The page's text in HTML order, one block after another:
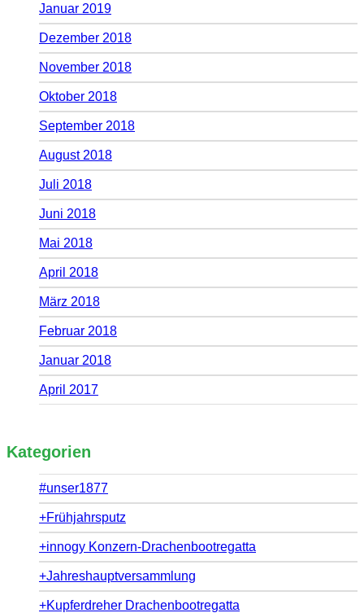
Januar 2019
Dezember 2018
November 2018
Oktober 2018
September 2018
August 2018
Juli 2018
Juni 2018
Mai 2018
April 2018
März 2018
Februar 2018
Januar 2018
April 2017
Kategorien
#unser1877
+Frühjahrsputz
+innogy Konzern-Drachenbootregatta
+Jahreshauptversammlung
+Kupferdreher Drachenbootregatta